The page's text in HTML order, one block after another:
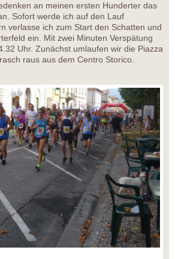
an meinen ersten Hunderter das
Sofort werde ich auf den Lauf
verlasse ich zum Start den Schatten und
ein. Mit zwei Minuten Verspätung
Uhr. Zunächst umlaufen wir die Piazza
raus aus dem Centro Storico.